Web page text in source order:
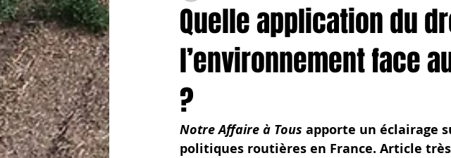
Quelle application du
l’environnement face
?
Notre Affaire à Tous apporte un éclairage
politiques routières en France. Article